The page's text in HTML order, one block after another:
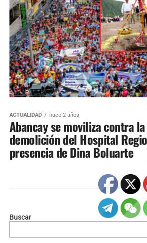
ACTUALIDAD hace 2 años
Abancay se moviliza contra la
demolición del Hospital
presencia de Dina Boluarte
Buscar